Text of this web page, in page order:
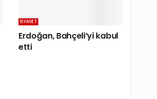
SIYASET
Erdoğan, Bahçeli’yi kabul
etti